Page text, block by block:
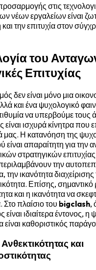
στις
νέων εργαλείων είναι
την επιτυχία στον
του
Επιτυχίας
δεν είναι μόνο μια
και ένα ψυχολογικό
να υπερβούμε τους
είναι ισχυρά κίνητρα που
Η κατανόηση της
είναι απαραίτητη για την
στρατηγικών
την
την ικανότητα
Επίσης, σημαντικό
και η ικανότητα να
πλαίσιο του bigclash,
ιδιαίτερα έντονος, η
είναι καθοριστικός
και